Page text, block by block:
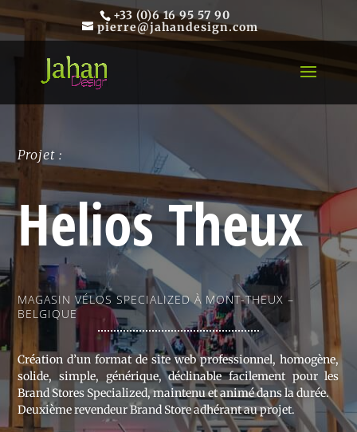
+33 (0)6 16 95 57 90
pierre@jahandesign.com
Projet :
Helios Theux
MAGASIN VÉLOS SPECIALIZED À MONT-THEUX –
BELGIQUE
Création d’un format de site web professionnel, homogène,
solide, simple, générique, déclinable facilement pour les
Brand Stores Specialized, maintenu et animé dans la durée.
Deuxième revendeur Brand Store adhérant au projet.